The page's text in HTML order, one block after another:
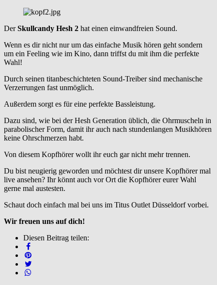
DerSkullcandy Hesh 2 hat einen einwandfreien Sound.
Wenn es dir nicht nur um das einfache Musik hören geht sondern
um ein Feeling wie im Kino, dann triffst du mit ihm die perfekte
Wahl!
Durch seinen titanbeschichteten Sound-Treiber sind mechanische
Verzerrungen fast unmöglich.
Außerdem sorgt es für eine perfekte Bassleistung.
Dazu sind, wie bei der Hesh Generation üblich, die Ohrmuscheln in
parabolischer Form, damit ihr auch nach stundenlangen Musikhören
keine Ohrschmerzen habt.
Von diesem Kopfhörer wollt ihr euch gar nicht mehr trennen.
Du bist neugierig geworden und möchtest dir unsere Kopfhörer mal
live ansehen? Ihr könnt auch vor Ort die Kopfhörer eurer Wahl
gerne mal austesten.
Schaut doch einfach mal bei uns im Titus Outlet Düsseldorf vorbei.
Wir freuen uns auf dich!
Diesen Beitrag teilen: